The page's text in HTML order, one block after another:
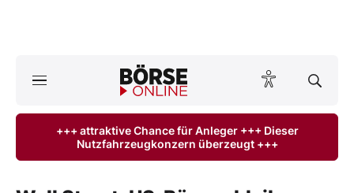
ktuelle Ausgabe BÖRSE ONLINE lesen
+++ attraktive Chance für Anleger +++ Dieser
Nutzfahrzeugkonzern überzeugt +++